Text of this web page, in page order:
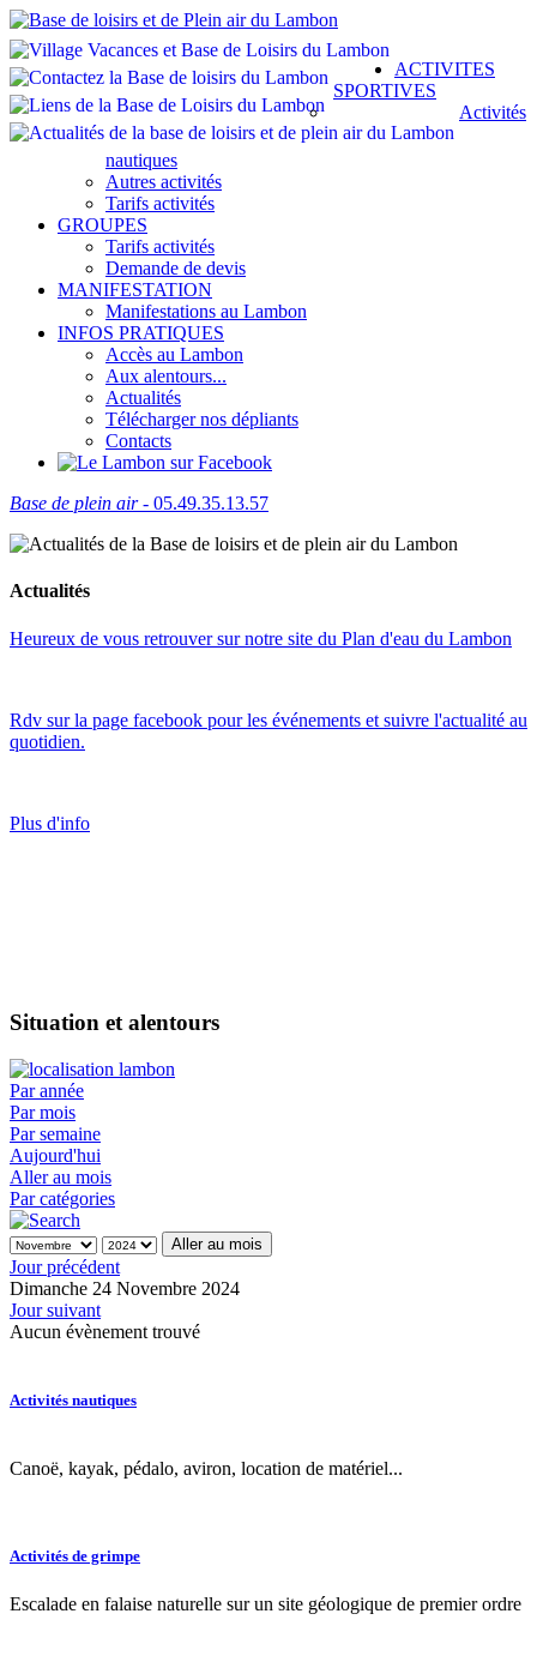
ACTIVITES
SPORTIVES
Activités
nautiques
Autres activités
Tarifs activités
GROUPES
Tarifs activités
Demande de devis
MANIFESTATION
Manifestations au Lambon
INFOS PRATIQUES
Accès au Lambon
Aux alentours...
Actualités
Télécharger nos dépliants
Contacts
Base de plein air- 05.49.35.13.57
Actualités
Heureux de vous retrouver sur notre site du Plan d'eau du Lambon
Rdv sur la page facebook pour les événements et suivre l'actualité au
quotidien.
Plus d'info
Situation et alentours
Par année
Par mois
Par semaine
Aujourd'hui
Aller au mois
Par catégories
Aller au mois
Jour précédent
Dimanche 24 Novembre 2024
Jour suivant
Aucun évènement trouvé
Activités nautiques
Canoë, kayak, pédalo, aviron, location de matériel...
Activités de grimpe
Escalade en falaise naturelle sur un site géologique de premier ordre